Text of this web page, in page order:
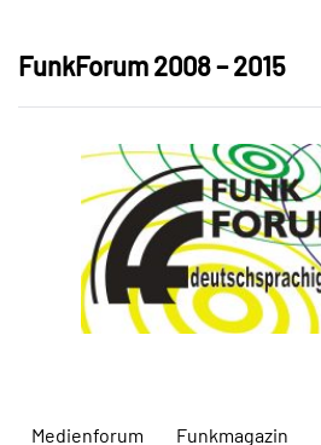
FunkForum 2008 – 2015
Medienforum Funkmagazin